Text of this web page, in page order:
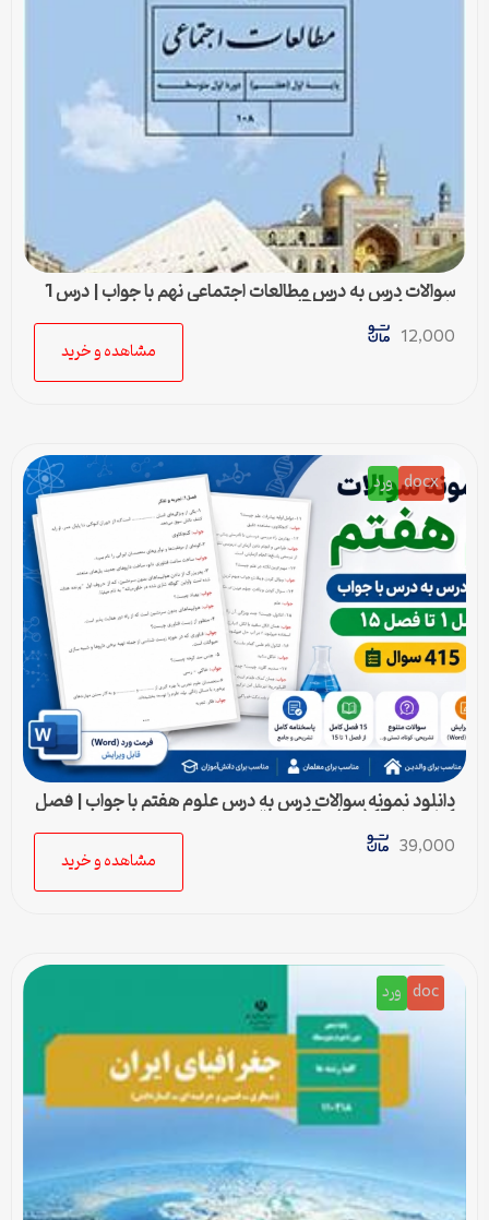
سوالات درس به درس مطالعات اجتماعی نهم با جواب | درس 1
تا درس 24 (ورد و PDF)
12,000
مشاهده و خرید
docx ورد
دانلود نمونه سوالات درس به درس علوم هفتم با جواب | فصل
1 تا فصل 15 (ورد) – 415 سوال
39,000
مشاهده و خرید
doc ورد